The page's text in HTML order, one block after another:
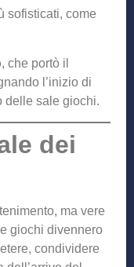
sofisticati, come
, che portò il
l’inizio di
delle sale giochi.
dei
ma vere
giochi divennero
condividere